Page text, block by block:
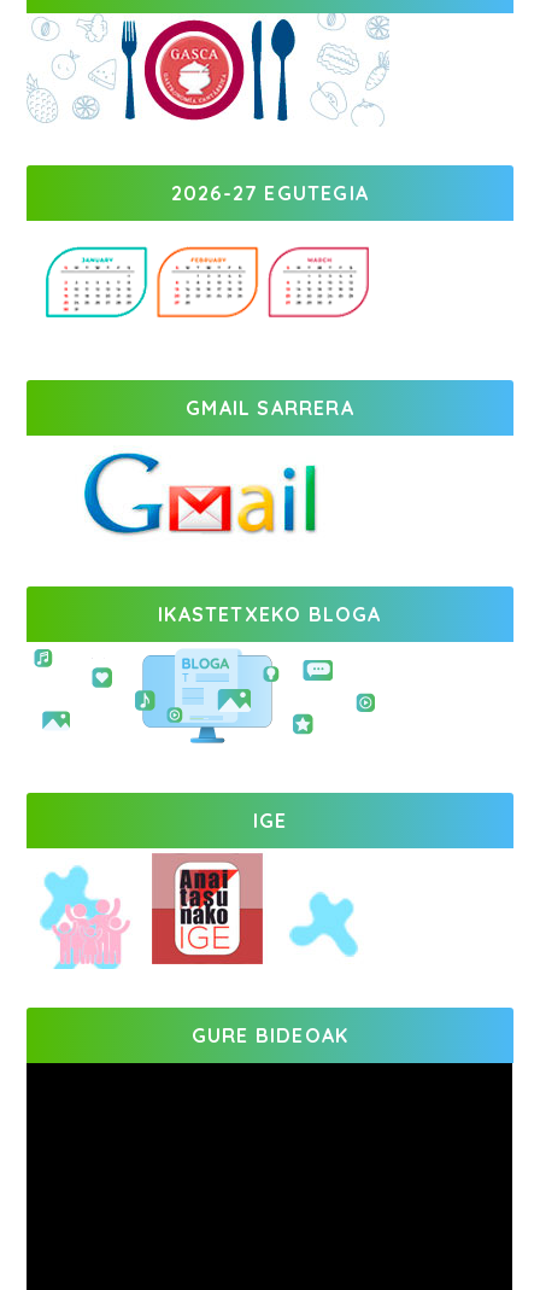
2026-27 EGUTEGIA
GMAIL SARRERA
IKASTETXEKO BLOGA
IGE
GURE BIDEOAK